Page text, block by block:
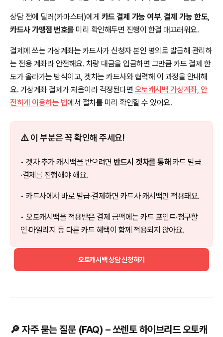
상담 전에 딜러(카마스터)에게 카드 결제 가능 여부, 결제 가능 한도,
카드사 가맹점 번호를 미리 확인해두면 진행이 한결 매끄러워요.
결제에 쓰는 가상계좌는 카드사가 신청자 본인 명의로 발급해 관리하
는 전용 계좌라 안전해요. 차량 대금을 입금하면 그만큼 카드 결제 한
도가 올라가는 방식이고, 겟차는 카드사와 협력해 이 과정을 안내해
요. 가상계좌 결제가 처음이라 걱정된다면 오토캐시백 가상계좌, 안
전하게 이용하는 법에서 절차를 미리 확인할 수 있어요.
⚠️ 이 부분은 꼭 확인해 주세요!
• 겟차 추가 캐시백을 받으려면 반드시 겟차를 통해 카드 발급
·결제를 진행해야 해요.
• 카드사에서 바로 발급·결제하면 카드사 캐시백만 적용돼요.
• 오토캐시백을 적용받은 결제 금액에는 카드 포인트·청구할
인·마일리지 등 다른 카드 혜택이 함께 적용되지 않아요.
오토캐시백 상담 신청하기
🔎 자주 묻는 질문 (FAQ) – 쏘렌토 하이브리드 오토캐